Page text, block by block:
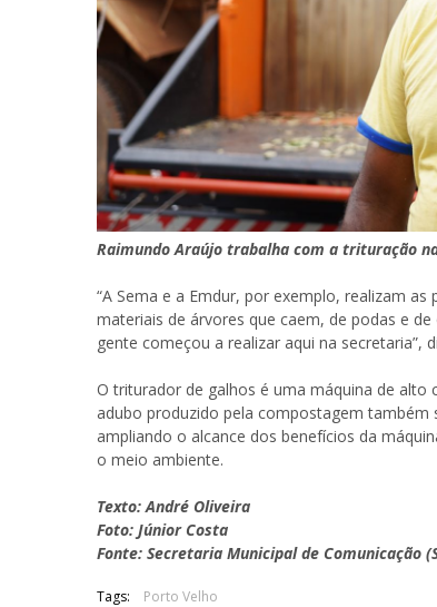
Raimundo Araújo trabalha com a trituração
“A Sema e a Emdur, por exemplo, realizam
materiais de árvores que caem, de podas e
gente começou a realizar aqui na secretaria”,
O triturador de galhos é uma máquina de alto
adubo produzido pela compostagem também
ampliando o alcance dos benefícios da
o meio ambiente.
Texto: André Oliveira
Foto: Júnior Costa
Fonte: Secretaria Municipal de Comunicação
Tags: Porto Velho